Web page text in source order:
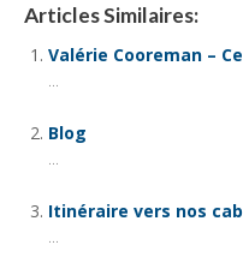
Articles Similaires:
Valérie Cooreman –
Blog
Itinéraire vers nos